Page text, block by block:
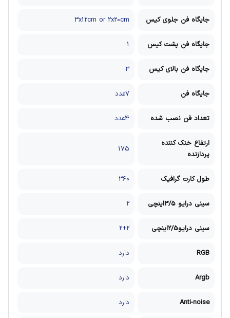
جایگاه فن جلوی کیس 3x12cm or 2x20cm
جایگاه فن پشت کیس 1
جایگاه فن بالای کیس 3
جایگاه فن 7عدد
تعداد فن نصب شده 4عدد
ارتفاع خنک کننده
پردازنده
175
طول کارت گرافیک 360
سینی درایو 3/5اینچی 2
سینی درایو2/5اینچی 2+2
RGB دارد
Argb دارد
Anti-noise دارد